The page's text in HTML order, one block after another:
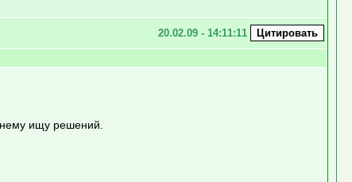
20.02.09 - 14:11:11
ищу решений.